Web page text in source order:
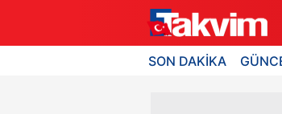
SON DAKİKA